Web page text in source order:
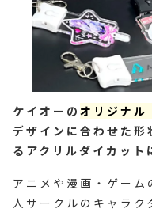
ケイオーの オリジナル
デザインに合わせた形
るアクリルダイカット
アニメや漫画・ゲーム
人サークルのキャラク